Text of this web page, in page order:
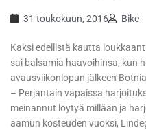
31 toukokuun, 2016 Bike
Kaksi edellistä kautta
sai balsamia haavoihinsa, kun
avausviikonlopun jälkeen
– Perjantain vapaissa
meinannut löytyä millään ja
aamun kosteuden vuoksi,